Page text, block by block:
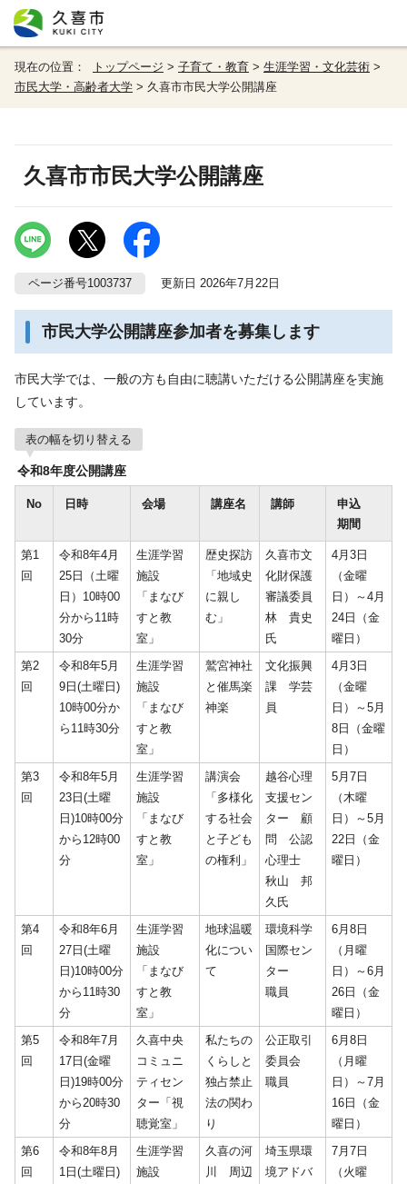
現在の位置： トップページ > 子育て・教育 > 生涯学習・文化芸術 >
市民大学・高齢者大学 > 久喜市市民大学公開講座
久喜市市民大学公開講座
ページ番号1003737 更新日 2026年7月22日
市民大学公開講座参加者を募集します
市民大学では、一般の方も自由に聴講いただける公開講座を実施
しています。
表の幅を切り替える
令和8年度公開講座
No 日時 会場 講座名 講師
申込
期間
第1
回
令和8年4月
25日（土曜
日）10時00
分から11時
30分
生涯学習
施設
「まなび
すと教
室」
歴史探訪
「地域史
に親し
む」
久喜市文
化財保護
審議委員
林 貴史
氏
4月3日
（金曜
日）～4月
24日（金
曜日）
第2
回
令和8年5月
9日(土曜日)
10時00分か
ら11時30分
生涯学習
施設
「まなび
すと教
室」
鷲宮神社
と催馬楽
神楽
文化振興
課 学芸
員
4月3日
（金曜
日）～5月
8日（金曜
日）
第3
回
令和8年5月
23日(土曜
日)10時00分
から12時00
分
生涯学習
施設
「まなび
すと教
室」
講演会
「多様化
する社会
と子ども
の権利」
越谷心理
支援セン
ター 顧
問 公認
心理士
秋山 邦
久氏
5月7日
（木曜
日）～5月
22日（金
曜日）
第4
回
令和8年6月
27日(土曜
日)10時00分
から11時30
分
生涯学習
施設
「まなび
すと教
室」
地球温暖
化につい
て
環境科学
国際セン
ター
職員
6月8日
（月曜
日）～6月
26日（金
曜日）
第5
回
令和8年7月
17日(金曜
日)19時00分
から20時30
分
久喜中央
コミュニ
ティセン
ター「視
聴覚室」
私たちの
くらしと
独占禁止
法の関わ
り
公正取引
委員会
職員
6月8日
（月曜
日）～7月
16日（金
曜日）
第6
回
令和8年8月
1日(土曜日)
生涯学習
施設
久喜の河
川 周辺
埼玉県環
境アドバ
7月7日
（火曜